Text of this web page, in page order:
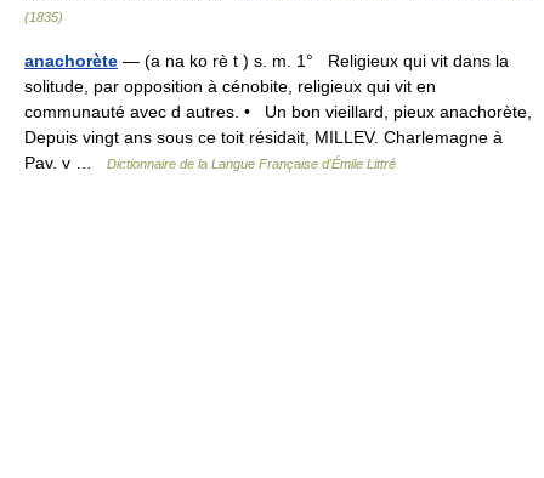
(1835)
anachorète — (a na ko rè t ) s. m. 1° Religieux qui vit dans la
solitude, par opposition à cénobite, religieux qui vit en
communauté avec d autres. • Un bon vieillard, pieux anachorète,
Depuis vingt ans sous ce toit résidait, MILLEV. Charlemagne à
Pav. v …
Dictionnaire de la Langue Française d'Émile Littré